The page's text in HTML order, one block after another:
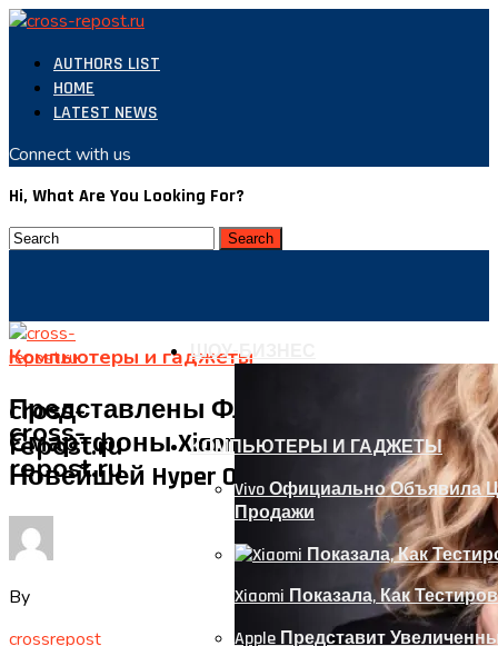
AUTHORS LIST
HOME
LATEST NEWS
Connect with us
Hi, What Are You Looking For?
cross-
repost.ru
cross-
repost.ru
ШОУ-БИЗНЕС
КОМПЬЮТЕРЫ И ГАДЖЕТЫ
Vivo Официально Объявила
Продажи
Xiaomi Показала, Как
Apple Представит
Компьютеры и гаджеты
Представлены Флагманские
Смартфоны Xiaomi 14 И 14 Pro С
Новейшей Hyper OS
By
crossrepost